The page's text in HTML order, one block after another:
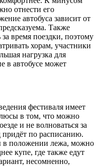
отнести его
автобуса зависит от
Также
время поездки, поэтому
хорам, участники
нагрузка для
в автобусе может
фестиваля имеет
в том, что можно
и не волноваться за
придёт по расписанию.
в положении лежа, можно
купе, где также едут
несомненно,